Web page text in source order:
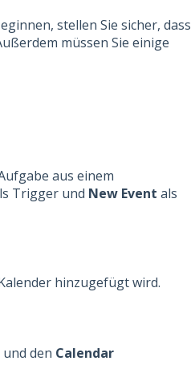
stellen Sie sicher, dass
müssen Sie einige
aus einem
Trigger und New Event als
hinzugefügt wird.
und den Calendar